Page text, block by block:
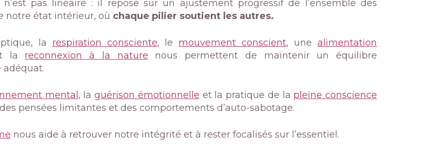
n’est pas linéaire : il repose sur un ajustement progressif de l’ensemble des
notre état intérieur, où chaque pilier soutient les autres.
la respiration consciente, le mouvement conscient, unealimentation
la reconnexion à la nature nous permettent de maintenir un équilibre
adéquat.
mental , la guérison émotionnelle et la pratique de la pleine conscience
pensées limitantes et des comportements d’auto-sabotage.
nous aide à retrouver notre intégrité et à rester focalisés sur l’essentiel.